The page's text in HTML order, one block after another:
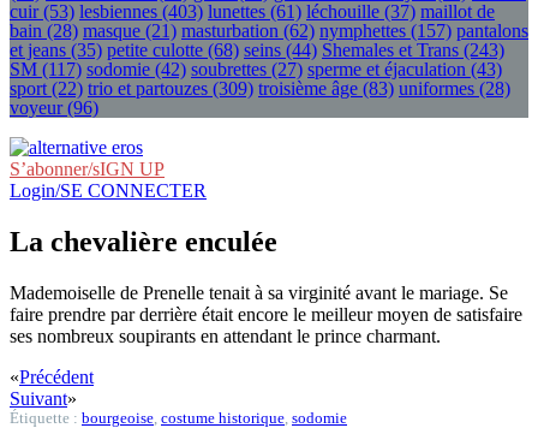
cuir(53) lesbiennes (403) lunettes (61) léchouille (37) maillot de
bain (28) masque (21) masturbation (62) nymphettes (157) pantalons
et jeans (35) petite culotte (68) seins (44) Shemales et Trans (243)
SM (117) sodomie (42) soubrettes (27) sperme et éjaculation (43)
sport (22) trio et partouzes (309) troisième âge (83) uniformes (28)
voyeur(96)
S’abonner/sIGN UP
Login/SE CONNECTER
La chevalière enculée
Mademoiselle de Prenelle tenait à sa virginité avant le mariage. Se
faire prendre par derrière était encore le meilleur moyen de satisfaire
ses nombreux soupirants en attendant le prince charmant.
«Précédent
Suivant»
Étiquette : bourgeoise costume historique sodomie